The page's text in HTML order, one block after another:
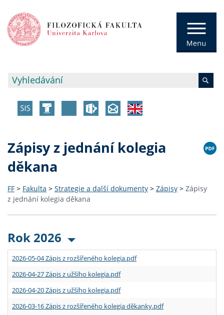
Zápisy z jednání kolegia
děkana
FF > Fakulta > Strategie a další dokumenty > Zápisy > Zápisy
z jednání kolegia děkana
Rok 2026
2026-05-04 Zápis z rozšířeného kolegia.pdf
2026-04-27 Zápis z užšího kolegia.pdf
2026-04-20 Zápis z užšího kolegia.pdf
2026-03-16 Zápis z rozšířeného kolegia děkanky.pdf